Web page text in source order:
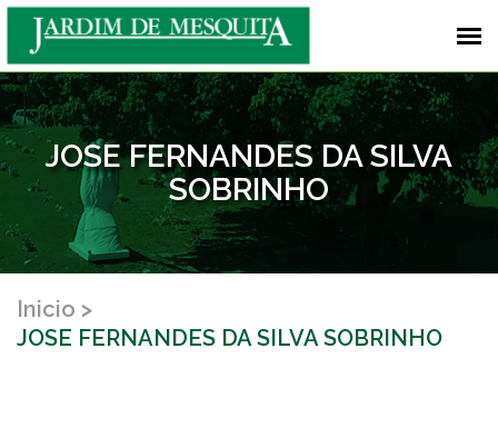
JOSE FERNANDES DA SILVA
SOBRINHO
Inicio
JOSE FERNANDES DA SILVA SOBRINHO